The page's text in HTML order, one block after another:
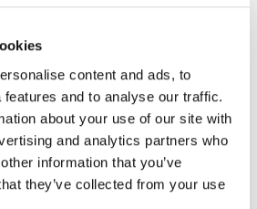
content and ads, to
and to analyse our traffic.
about your use of our site with
and analytics partners who
information that you’ve
they’ve collected from your use
2025-04-22
Willianne Treurniet-
Noteboom
Nederlands
92